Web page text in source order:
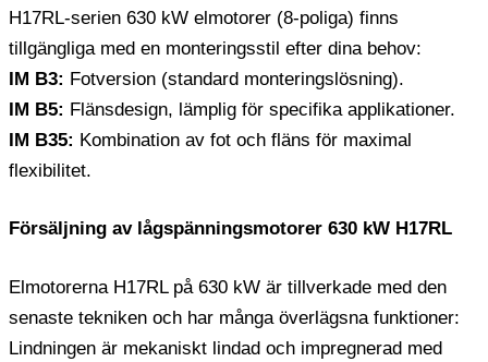
H17RL-serien 630 kW elmotorer (8-poliga) finns
tillgängliga med en monteringsstil efter dina behov:
IM B3: Fotversion (standard monteringslösning).
IM B5: Flänsdesign, lämplig för specifika applikationer.
IM B35: Kombination av fot och fläns för maximal
flexibilitet.
Försäljning av lågspänningsmotorer 630 kW H17RL
Elmotorerna H17RL på 630 kW är tillverkade med den
senaste tekniken och har många överlägsna funktioner:
Lindningen är mekaniskt lindad och impregnerad med